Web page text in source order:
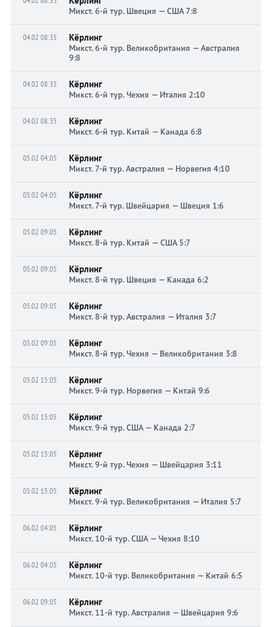
Микст. 6-й тур. Швеция — США 7:8
04.02 08:35 Кёрлинг
Микст. 6-й тур. Великобритания — Австралия
9:8
04.02 08:35 Кёрлинг
Микст. 6-й тур. Чехия — Италия 2:10
04.02 08:35 Кёрлинг
Микст. 6-й тур. Китай — Канада 6:8
05.02 04:05 Кёрлинг
Микст. 7-й тур. Австралия — Норвегия 4:10
05.02 04:05 Кёрлинг
Микст. 7-й тур. Швейцария — Швеция 1:6
05.02 09:05 Кёрлинг
Микст. 8-й тур. Китай — США 5:7
05.02 09:05 Кёрлинг
Микст. 8-й тур. Швеция — Канада 6:2
05.02 09:05 Кёрлинг
Микст. 8-й тур. Австралия — Италия 3:7
05.02 09:05 Кёрлинг
Микст. 8-й тур. Чехия — Великобритания 3:8
05.02 15:05 Кёрлинг
Микст. 9-й тур. Норвегия — Китай 9:6
05.02 15:05 Кёрлинг
Микст. 9-й тур. США — Канада 2:7
05.02 15:05 Кёрлинг
Микст. 9-й тур. Чехия — Швейцария 3:11
05.02 15:05 Кёрлинг
Микст. 9-й тур. Великобритания — Италия 5:7
06.02 04:05 Кёрлинг
Микст. 10-й тур. США — Чехия 8:10
06.02 04:05 Кёрлинг
Микст. 10-й тур. Великобритания — Китай 6:5
06.02 09:05 Кёрлинг
Микст. 11-й тур. Австралия — Швейцария 9:6